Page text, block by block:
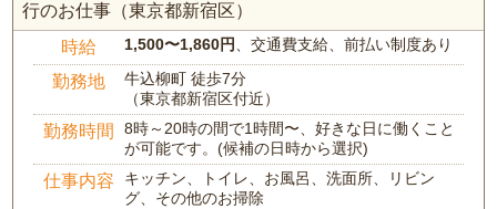
行のお仕事（東京都新宿区）
時給 1,500〜1,860円、交通費支給、前払い制度あり
勤務地
牛込柳町 徒歩7分
（東京都新宿区付近）
勤務時間
8時～20時の間で1時間〜、好きな日に働くこと
が可能です。(候補の日時から選択)
仕事内容
キッチン、トイレ、お風呂、洗面所、リビン
グ、その他のお掃除